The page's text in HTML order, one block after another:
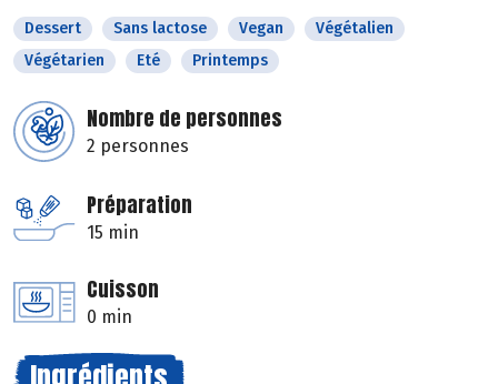
Dessert Sans lactose Vegan
Végétalien
Végétarien
Eté Printemps
Nombre de personnes
2 personnes
Préparation
15 min
Cuisson
0 min